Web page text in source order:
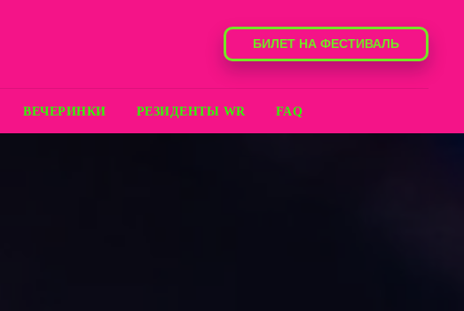
БИЛЕТ НА ФЕСТИВАЛЬ
ВЕЧЕРИНКИ РЕЗИДЕНТЫ WR FAQ